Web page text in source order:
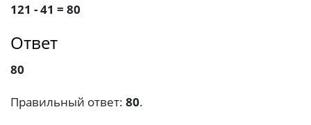
121 - 41 = 80
Ответ
80
Правильный ответ: 80.